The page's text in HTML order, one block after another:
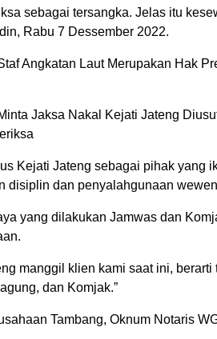
sebagai tersangka. Jelas itu
Rabu 7 Dessember 2022.
Angkatan Laut Merupakan Hak
Jaksa Nakal Kejati Jateng
Kejati Jateng sebagai pihak yang
disiplin dan penyalahgunaan
yang dilakukan Jamwas dan
manggil klien kami saat ini, berarti
dan Komjak.”
Tambang, Oknum Notaris